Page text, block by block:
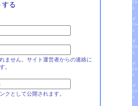
する
ません。サイト運営者からの連絡に
。
クとして公開されます。